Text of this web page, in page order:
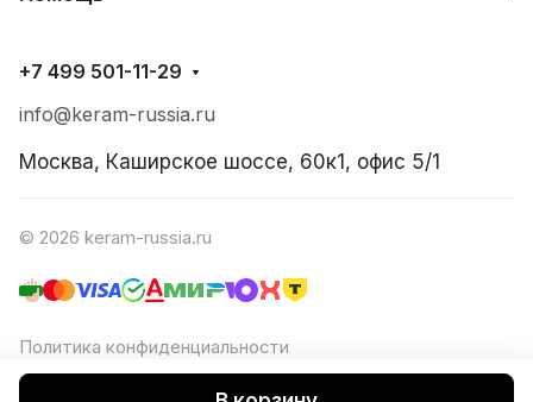
+7 499 501-11-29
info@keram-russia.ru
Москва, Каширское шоссе, 60к1, офис 5/1
© 2026 keram-russia.ru
Политика конфиденциальности
Согласие на обработку ПД